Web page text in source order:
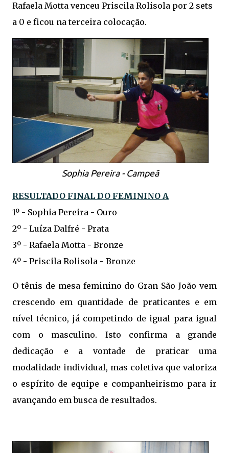
Rafaela Motta venceu Priscila Rolisola por 2 sets
a 0 e ficou na terceira colocação.
Sophia Pereira - Campeã
RESULTADO FINAL DO FEMININO A
1º - Sophia Pereira - Ouro
2º - Luíza Dalfré - Prata
3º - Rafaela Motta - Bronze
4º - Priscila Rolisola - Bronze
O tênis de mesa feminino do Gran São João vem
crescendo em quantidade de praticantes e em
nível técnico, já competindo de igual para igual
com o masculino. Isto confirma a grande
dedicação e a vontade de praticar uma
modalidade individual, mas coletiva que valoriza
o espírito de equipe e companheirismo para ir
avançando em busca de resultados.